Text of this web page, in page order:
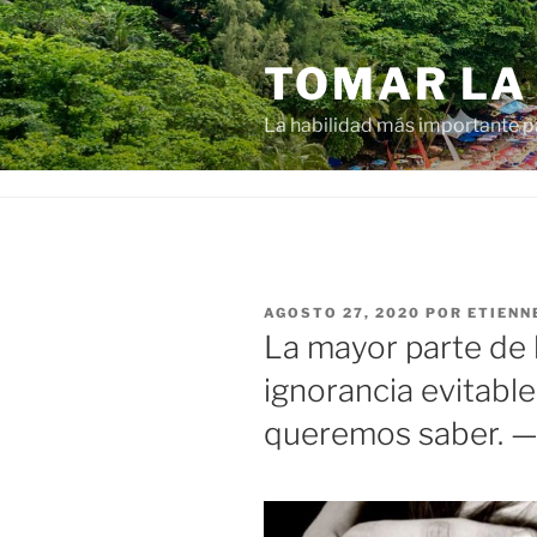
Ir
al
contenido
TOMAR
La habilidad más importante
PUBLICADO
EN
AGOSTO 27, 2020 POR
La mayor parte de
ignorancia
queremos saber.